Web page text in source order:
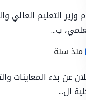
العالي والبحث
المعاينات والتسجيل